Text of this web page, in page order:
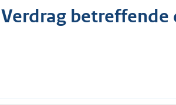
betreffende